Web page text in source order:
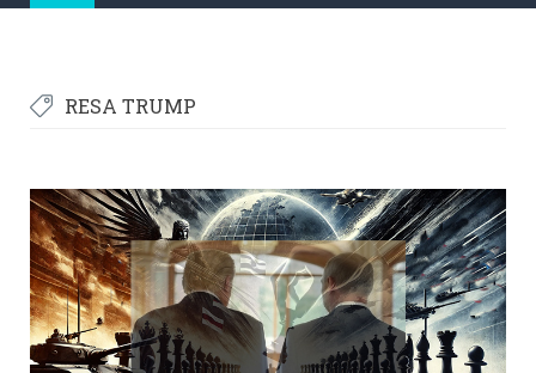
RESA TRUMP